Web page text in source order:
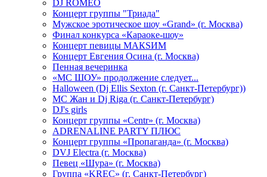
DJ ROMEO
Концерт группы "Триада"
Мужское эротическое шоу «Grand» (г. Москва)
Финал конкурса «Караоке-шоу»
Концерт певицы МАКSИМ
Концерт Евгения Осина (г. Москва)
Пенная вечеринка
«МС ШОУ» продолжение следует...
Halloween (Dj Ellis Sexton (г. Санкт-Петербург))
МС Жан и Dj Riga (г. Санкт-Петербург)
DJ's girls
Концерт группы «Centr» (г. Москва)
ADRENALINE PARTY ПЛЮС
Концерт группы «Пропаганда» (г. Москва)
DVJ Electra (г. Москва)
Певец «Шура» (г. Москва)
Группа «KREC» (г. Санкт-Петербург)